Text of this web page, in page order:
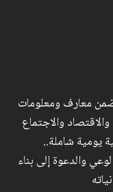
معارف ومعلومات
والاجتماع
يومية شاملة..
والدعوة إلى بناء